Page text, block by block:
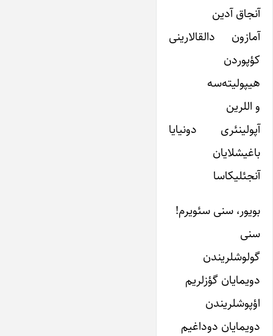
آنجاق آدین
آمازون دالقا‌لارینی
کؤپوردن
هیپولیته‌سه
و اللرین
آپولینئری دونیایا
باغیشلایان
آنجئلیکا‌سا
بویور، سنی سئویرم!
سنی
گولوشلریندن
دویمایان گؤزلریم
اؤپوشلریندن
دویمایان دوداغیم